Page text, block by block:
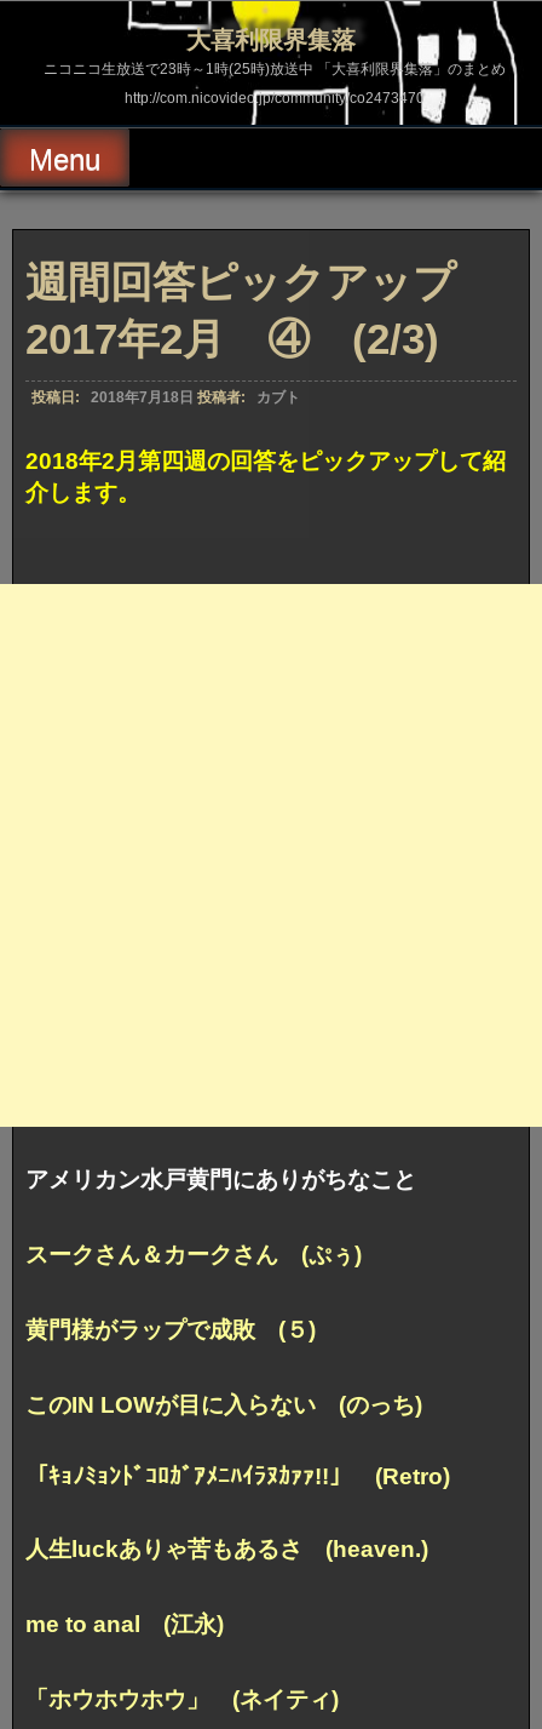
ス
ッ
プ
大喜利限界集落
ニコニコ生放送で23時～1時(25時)放送中 「大喜利限界集落」のまとめ
http://com.nicovideo.jp/community/co2473470
Menu
週間回答ピックアップ
2017年2月 ④ (2/3)
投稿日: 2018年7月18日 投稿者: カブト
2018年2月第四週の回答をピックアップして紹
介します。
アメリカン水戸黄門にありがちなこと
スークさん＆カークさん (ぷぅ)
黄門様がラップで成敗 (５)
このIN LOWが目に入らない (のっち)
「ｷｮﾉﾐｮﾝﾄﾞｺﾛｶﾞｱﾒﾆﾊｲﾗﾇｶｧｧ!!」 (Retro)
人生luckありゃ苦もあるさ (heaven.)
me to anal (江永)
「ホウホウホウ」 (ネイティ)